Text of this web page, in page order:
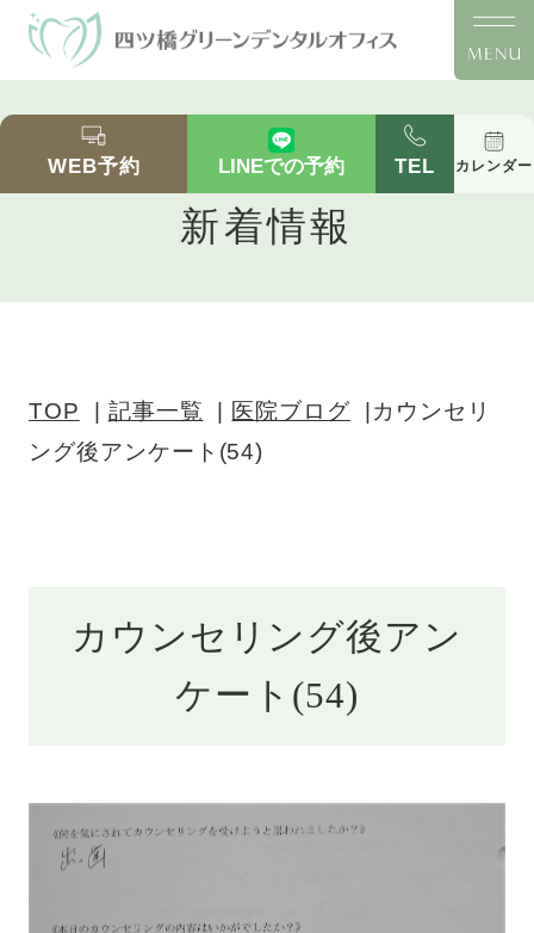
カウンセリング後アンケート(54)｜四ツ橋の歯医
者「四ツ橋グリーンデンタルオフィス」｜四ツ橋
駅徒歩2分の医院ブログ
新着情報
TOP 記事一覧 医院ブログ
カウンセリ
ング後アンケート(54)
カウンセリング後アン
ケート(54)
WEB予約 LINEでの予約 TEL カレンダー